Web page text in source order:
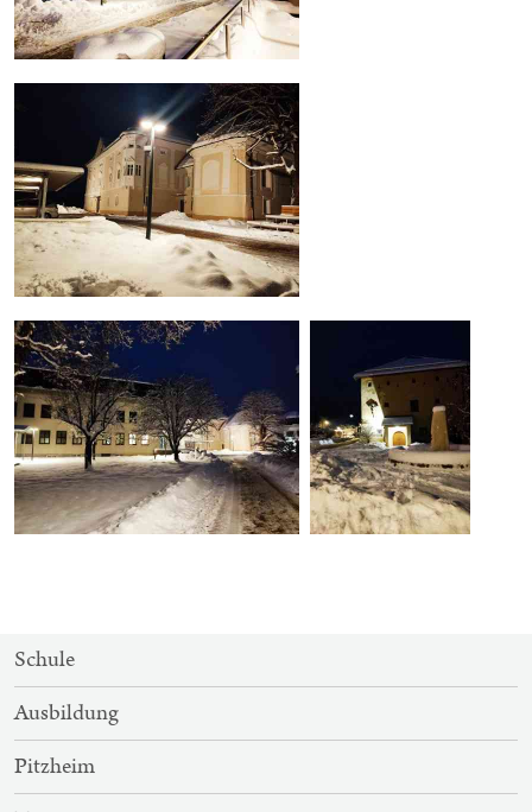
SITEMAP-
NAVIGATION
Schule
Ausbildung
Pitzheim